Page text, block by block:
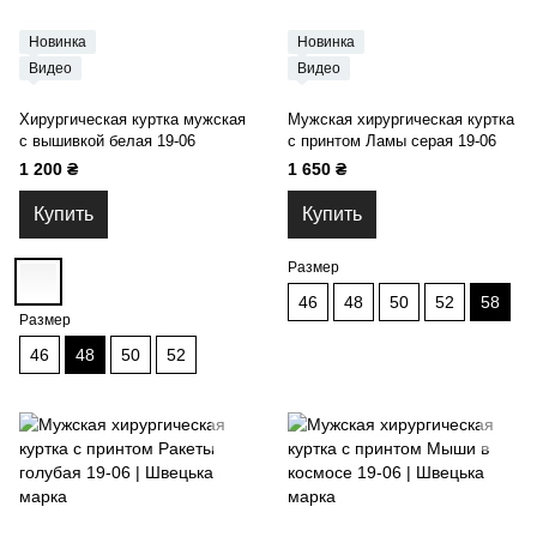
Новинка
Видео
Хирургическая куртка мужская
с вышивкой белая 19-06
1 200 ₴
Купить
Размер
46 48 50 52
Новинка
Видео
Мужская хирургическая куртка
с принтом Ламы серая 19-06
1 650 ₴
Купить
Размер
46 48 50 52 58